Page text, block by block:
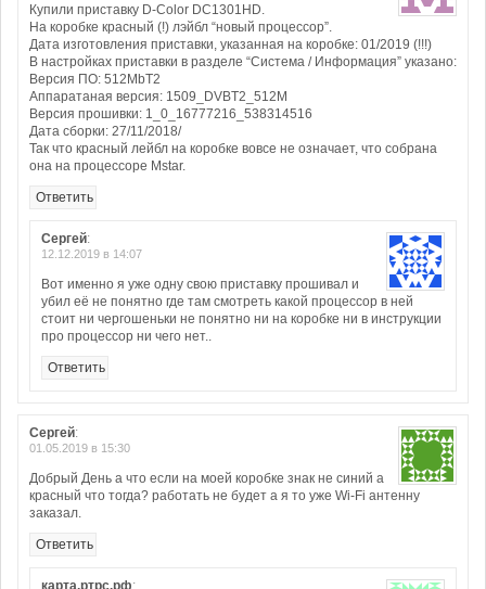
Купили приставку D-Color DC1301HD.
На коробке красный (!) лэйбл “новый процессор”.
Дата изготовления приставки, указанная на коробке: 01/2019 (!!!)
В настройках приставки в разделе “Система / Информация” указано:
Версия ПО: 512MbT2
Аппаратаная версия: 1509_DVBT2_512M
Версия прошивки: 1_0_16777216_538314516
Дата сборки: 27/11/2018/
Так что красный лейбл на коробке вовсе не означает, что собрана
она на процессоре Mstar.
Ответить
Сергей:
12.12.2019 в 14:07
Вот именно я уже одну свою приставку прошивал и
убил её не понятно где там смотреть какой процессор в ней
стоит ни чергошеньки не понятно ни на коробке ни в инструкции
про процессор ни чего нет..
Ответить
Сергей:
01.05.2019 в 15:30
Добрый День а что если на моей коробке знак не синий а
красный что тогда? работать не будет а я то уже Wi-Fi антенну
заказал.
Ответить
карта.ртрс.рф: